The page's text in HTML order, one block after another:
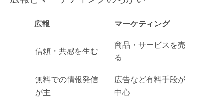
広報 マーケティング
信頼・共感を生む
商品・サービスを売
る
無料での情報発信
が主
広告など有料手段が
中心